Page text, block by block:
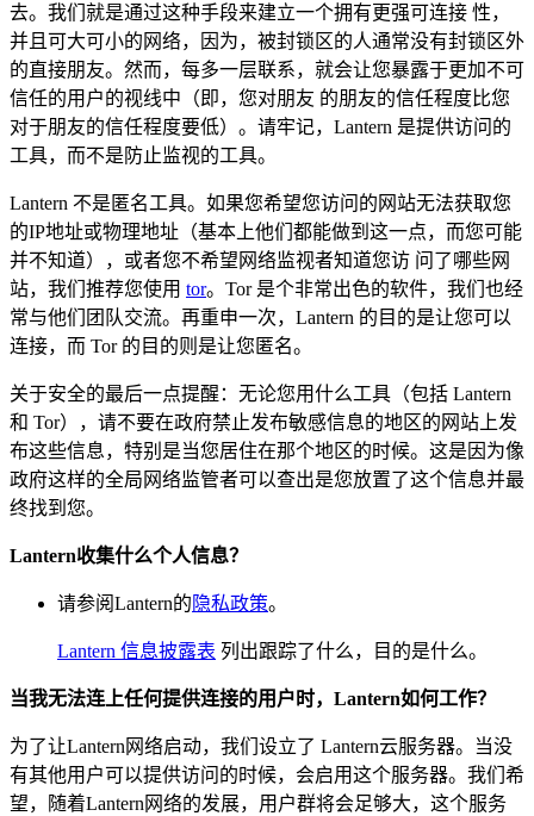
去。我们就是通过这种手段来建立一个拥有更强可连接 性，
并且可大可小的网络，因为，被封锁区的人通常没有封锁区外
的直接朋友。然而，每多一层联系，就会让您暴露于更加不可
信任的用户的视线中（即，您对朋友 的朋友的信任程度比您
对于朋友的信任程度要低）。请牢记，Lantern 是提供访问的
工具，而不是防止监视的工具。
Lantern 不是匿名工具。如果您希望您访问的网站无法获取您
的IP地址或物理地址（基本上他们都能做到这一点，而您可能
并不知道），或者您不希望网络监视者知道您访 问了哪些网
站，我们推荐您使用 tor。Tor 是个非常出色的软件，我们也经
常与他们团队交流。再重申一次，Lantern 的目的是让您可以
连接，而 Tor 的目的则是让您匿名。
关于安全的最后一点提醒：无论您用什么工具（包括 Lantern
和 Tor），请不要在政府禁止发布敏感信息的地区的网站上发
布这些信息，特别是当您居住在那个地区的时候。这是因为像
政府这样的全局网络监管者可以查出是您放置了这个信息并最
终找到您。
Lantern收集什么个人信息？
请参阅Lantern的 隐私政策。
Lantern 信息披露表 列出跟踪了什么，目的是什么。
当我无法连上任何提供连接的用户时，Lantern如何工作？
为了让Lantern网络启动，我们设立了 Lantern云服务器。当没
有其他用户可以提供访问的时候，会启用这个服务器。我们希
望，随着Lantern网络的发展，用户群将会足够大，这个服务